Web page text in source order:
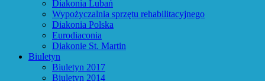
Diakonia Lubań
Wypożyczalnia sprzętu rehabilitacyjnego
Diakonia Polska
Eurodiaconia
Diakonie St. Martin
Biuletyn
Biuletyn 2017
Biuletyn 2014